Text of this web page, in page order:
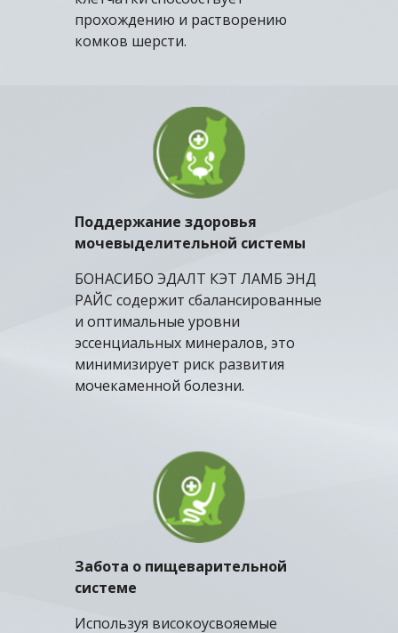
прохождению и растворению
комков шерсти.
Поддержание здоровья
мочевыделительной системы
БОНАСИБОЭДАЛТ КЭТЛАМБ ЭНД
РАЙС содержит сбалансированные
и оптимальные уровни
эссенциальных минералов, это
минимизирует риск развития
мочекаменной болезни.
Забота о пищеварительной
системе
Используя високоусвояемые